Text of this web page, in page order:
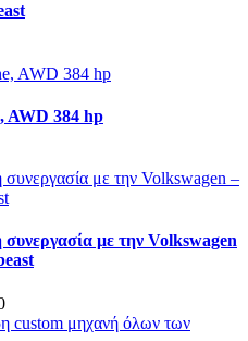
AWD 384 hp
με την Volkswagen